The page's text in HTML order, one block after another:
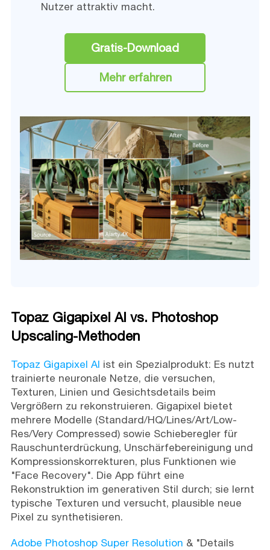
Nutzer attraktiv macht.
Gratis-Download
Mehr erfahren
Topaz Gigapixel AI vs. Photoshop
Upscaling-Methoden
Topaz Gigapixel AI ist ein Spezialprodukt: Es nutzt
trainierte neuronale Netze, die versuchen,
Texturen, Linien und Gesichtsdetails beim
Vergrößern zu rekonstruieren. Gigapixel bietet
mehrere Modelle (Standard/HQ/Lines/Art/Low-
Res/Very Compressed) sowie Schieberegler für
Rauschunterdrückung, Unschärfebereinigung und
Kompressionskorrekturen, plus Funktionen wie
"Face Recovery". Die App führt eine
Rekonstruktion im generativen Stil durch; sie lernt
typische Texturen und versucht, plausible neue
Pixel zu synthetisieren.
Adobe Photoshop Super Resolution & "Details